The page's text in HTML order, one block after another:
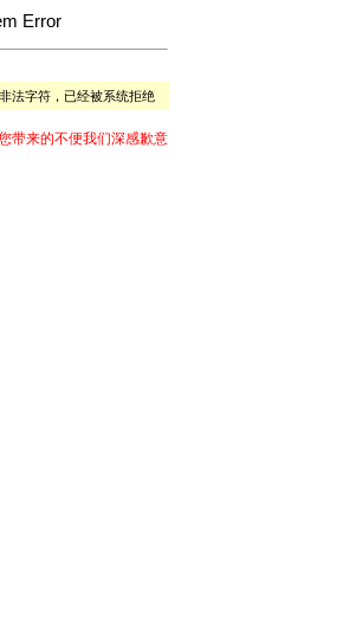
Error
法字符，已经被系统拒绝
带来的不便我们深感歉意